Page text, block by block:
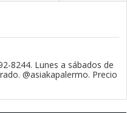
8244. Lunes a sábados de
@asiakapalermo. Precio